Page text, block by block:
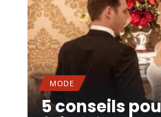
MODE
5 conseils